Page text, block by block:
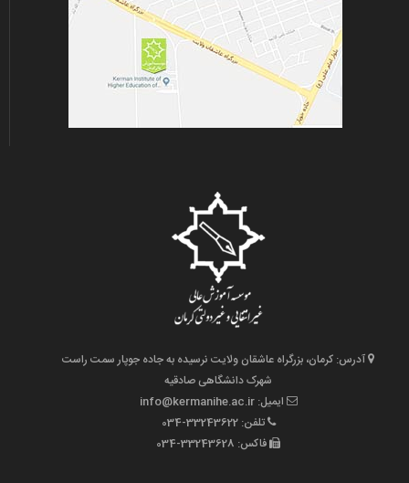
آدرس: کرمان، بزرگراه عاشقان ولایت نرسیده به جاده جوپار سمت راست
شهرک دانشگاهی صادقیه
ایمیل: info@kermanihe.ac.ir
تلفن: 33243622-034
فاکس: 33243628-034